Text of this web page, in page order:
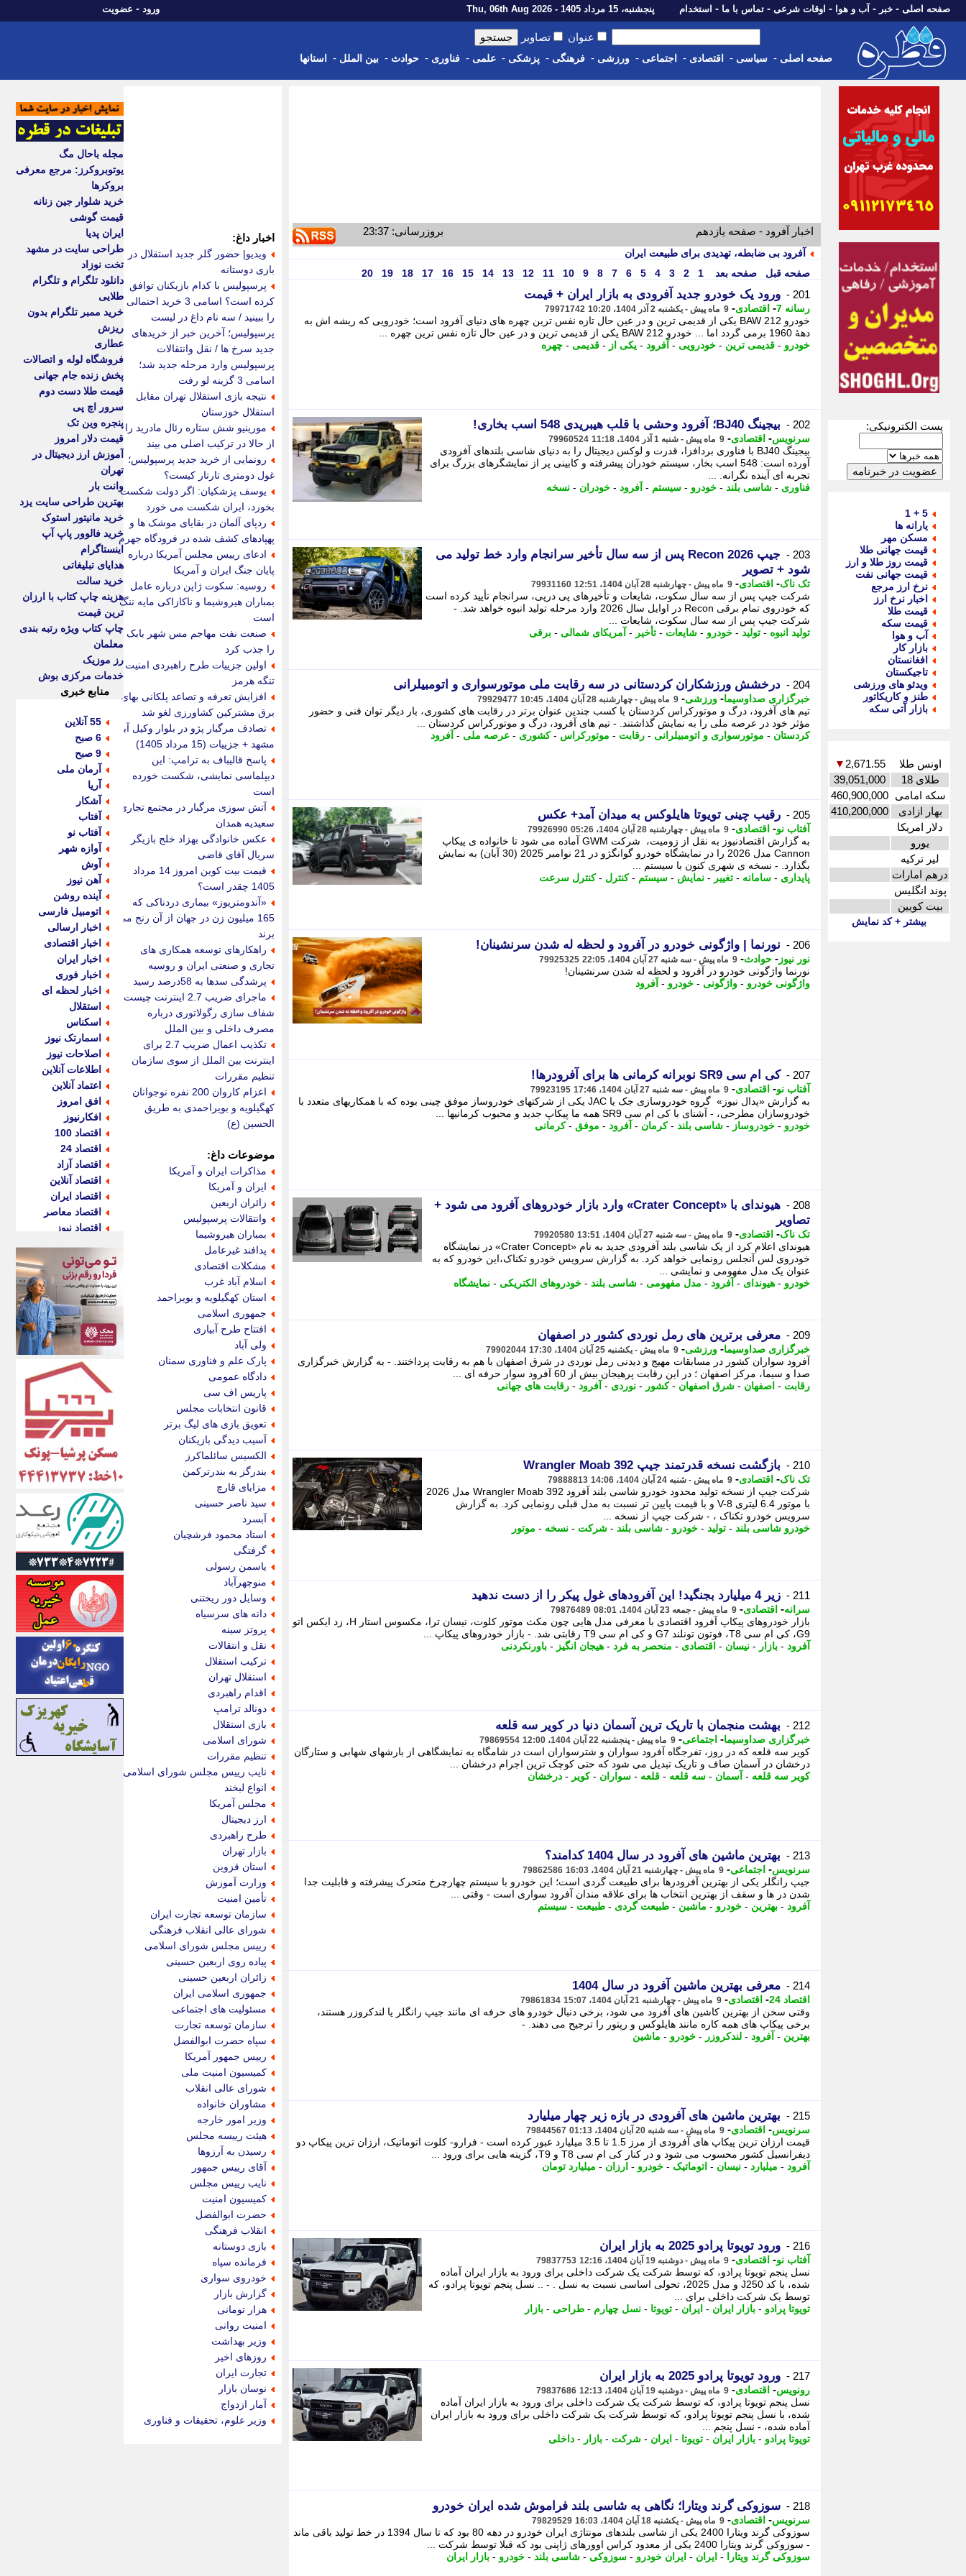
صفحه اصلی - خبر - آب و هوا - اوقات شرعی - تماس با ما - استخدام پنجشنبه، 15 مرداد 1405 - Thu, 06th Aug 2026 ورود - عضویت
عنوان تصاویر
صفحه اصلی - سیاسی - اقتصادی - اجتماعی - ورزشی - فرهنگی - پزشکی - علمی - فناوری - حوادث - بین الملل - استانها
پست الکترونیکی:
5 + 1
یارانه ها
مسکن مهر
قیمت جهانی طلا
قیمت روز طلا و ارز
قیمت جهانی نفت
نرخ ارز مرجع
اخبار نرخ ارز
قیمت طلا
قیمت سکه
آب و هوا
بازار کار
افغانستان
تاجیکستان
ویدئو های ورزشی
طنز و کاریکاتور
بازار آتی سکه
اونس طلا 2,671.55
▼
طلای 18
39,051,000
سکه امامی 460,900,000
بهار ازادی
410,200,000
دلار امریکا
یورو
لیر ترکیه
درهم امارات
پوند انگلیس
بیت کویین
بیشتر + کد نمایش
اخبار آفرود - صفحه یازدهم بروزرسانی: 23:37
آفرود بی ضابطه، تهدیدی برای طبیعت ایران
صفحه قبل
صفحه بعد 1
2
3
4
5
6
7
8
9
10
11
12
13
14
15
16
17
18
19
20
201 - ورود یک خودرو جدید آفرودی به بازار ایران + قیمت
رسانه 7 - اقتصادی- 9 ماه پیش - یکشنبه 2 آذر 1404، 10:20 79971742
خودرو BAW 212 یکی از قدیمی ترین و در عین حال تازه نفس ترین چهره های دنیای آفرود است؛ خودرویی که ریشه اش به
دههٔ 1960 برمی گردد اما ... خودرو BAW 212 یکی از قدیمی ترین و در عین حال تازه نفس ترین چهره ...
خودرو - قدیمی ترین - خودرویی - آفرود - یکی از - قدیمی - چهره
202 - بیجینگ BJ40؛ آفرود وحشی با قلب هیبریدی 548 اسب بخاری!
سرنویس- اقتصادی- 9 ماه پیش - شنبه 1 آذر 1404، 11:18 79960524
بیجینگ BJ40 با فناوری بردافزا، قدرت و لوکس دیجیتال را به دنیای شاسی بلندهای آفرودی
آورده است: 548 اسب بخار، سیستم خودران پیشرفته و کابینی پر از نمایشگرهای بزرگ برای
تجربه ای آینده نگرانه. ...
فناوری - شاسی بلند - خودرو - سیستم - آفرود - خودران - نسخه
203 -
جیپ Recon 2026 پس از سه سال تأخیر سرانجام وارد خط تولید می
شود + تصویر
تک ناک- اقتصادی- 9 ماه پیش - چهارشنبه 28 آبان 1404، 12:51 79931160
شرکت جیپ پس از سه سال سکوت، شایعات و تأخیرهای پی درپی، سرانجام تأیید کرده است
که خودروی تمام برقی Recon در اوایل سال 2026 وارد مرحله تولید انبوه خواهد شد. -
شرکت جیپ پس از سه سال سکوت، شایعات ...
تولید انبوه - تولید - خودرو - شایعات - تأخیر - آمریکای شمالی - برقی
204 - درخشش ورزشکاران کردستانی در سه رقابت ملی موتورسواری و اتومبیلرانی
خبرگزاری صداوسیما- ورزشی- 9 ماه پیش - چهارشنبه 28 آبان 1404، 10:45 79929477
تیم های آفرود، درگ و موتورکراس کردستان با کسب چندین عنوان برتر در رقابت های کشوری، بار دیگر توان فنی و حضور
مؤثر خود در عرصه ملی را به نمایش گذاشتند. - تیم های آفرود، درگ و موتورکراس کردستان ...
کردستان - موتورسواری و اتومبیلرانی - رقابت - موتورکراس -کشوری - عرصه ملی - آفرود
205 - رقیب چینی تویوتا هایلوکس به میدان آمد+ عکس
آفتاب نو- اقتصادی- 9 ماه پیش - چهارشنبه 28 آبان 1404، 05:26 79926990
به گزارش اقتصادنیوز به نقل از زومیت، شرکت GWM آماده می شود تا خانواده ی پیکاپ
Cannon مدل 2026 را در نمایشگاه خودرو گوانگژو در 21 نوامبر 2025 (30 آبان) به نمایش
بگذارد. - نسخه ی شهری کنون با سیستم ...
پایداری - سامانه - تغییر - نمایش - سیستم -کنترل -کنترل سرعت
206 - نورنما | واژگونی خودرو در آفرود و لحظه له شدن سرنشینان!
نور نیوز - حوادث- 9 ماه پیش - سه شنبه 27 آبان 1404، 22:05 79925325
نورنما واژگونی خودرو در آفرود و لحظه له شدن سرنشینان!
واژگونی خودرو - واژگونی - خودرو - آفرود
207 - کی ام سی SR9 نوبرانه کرمانی ها برای آفرودرها!
آفتاب نو- اقتصادی- 9 ماه پیش - سه شنبه 27 آبان 1404، 17:46 79923195
به گزارش «پدال نیوز» گروه خودروسازی جک یا JAC یکی از شرکت‎های خودروساز موفق چینی بوده که با همکاری‎های متعدد با
خودروسازان مطرحی، - آشنای با کی ام سی SR9 همه ما پیکاپ جدید و محبوب کرمانی‎ها ...
خودرو - خودروساز - شاسی بلند -کرمان - آفرود - موفق -کرمانی
208 -
هیوندای با «Crater Concept» وارد بازار خودروهای آفرود می ‎شود +
تصاویر
تک ناک- اقتصادی- 9 ماه پیش - سه شنبه 27 آبان 1404، 13:51 79920580
هیوندای اعلام کرد از یک شاسی بلند آفرودی جدید به نام «Crater Concept» در نمایشگاه
خودروی لس آنجلس رونمایی خواهد کرد. به گزارش سرویس خودرو تکناک،این خودرو که به
عنوان یک مدل مفهومی و نمایشی ...
خودرو - هیوندای - آفرود - مدل مفهومی - شاسی بلند - خودروهای الکتریکی - نمایشگاه
209 - معرفی برترین های رمل نوردی کشور در اصفهان
خبرگزاری صداوسیما- ورزشی- 9 ماه پیش - یکشنبه 25 آبان 1404، 17:30 79902044
آفرود سواران کشور در مسابقات مهیج و دیدنی رمل نوردی در شرق اصفهان با هم به رقابت پرداختند. - به گزارش خبرگزاری
صدا و سیما، مرکز اصفهان ؛ در این رقابت پرهیجان بیش از 60 آفرود سوار حرفه ای ...
رقابت - اصفهان - شرق اصفهان -کشور - نوردی - آفرود - رقابت های جهانی
210 - بازگشت نسخه قدرتمند جیپ Wrangler Moab 392
تک ناک- اقتصادی- 9 ماه پیش - شنبه 24 آبان 1404، 14:06 79888813
شرکت جیپ از نسخه تولید محدود خودرو شاسی بلند آفرود Wrangler Moab 392 مدل 2026
با موتور 6.4 لیتری V-8 و با قیمت پایین تر نسبت به مدل قبلی رونمایی کرد. به گزارش
سرویس خودرو تکناک ، - شرکت جیپ از نسخه ...
خودرو شاسی بلند - تولید - خودرو - شاسی بلند - شرکت - نسخه - موتور
211 - زیر 4 میلیارد بجنگید! این آفرودهای غول پیکر را از دست ندهید
سرانه- اقتصادی- 9 ماه پیش - جمعه 23 آبان 1404، 08:01 79876489
بازار خودروهای پیکاپ آفرود اقتصادی با معرفی مدل هایی چون مکث موتور کلوت، نیسان ترا، مکسوس استار H، زد ایکس اتو
G9، کی ام سی T8، فوتون تونلند G7 و کی ام سی T9 رقابتی شد. - بازار خودروهای پیکاپ ...
آفرود - بازار - نیسان - اقتصادی - منحصر به فرد - هیجان انگیز - باورنکردنی
212 - بهشت منجمان با تاریک ترین آسمان دنیا در کویر سه قلعه
خبرگزاری صداوسیما- اجتماعی- 9 ماه پیش - پنجشنبه 22 آبان 1404، 12:00 79869554
کویر سه قلعه که در روز، تفرجگاه آفرود سواران و شترسواران است در شامگاه به نمایشگاهی از بارشهای شهابی و ستارگان
درخشان در آسمان صاف و تاریک تبدیل می شود که حتی کوچک ترین اجرام درخشان ...
کویر سه قلعه - آسمان - سه قلعه - قلعه - سواران -کویر - درخشان
213 - بهترین ماشین های آفرود در سال 1404 کدامند؟
سرنویس- اجتماعی- 9 ماه پیش - چهارشنبه 21 آبان 1404، 16:03 79862586
جیپ رانگلر یکی از بهترین آفرودرها برای طبیعت گردی است؛ این خودرو با سیستم چهارچرخ متحرک پیشرفته و قابلیت جدا
شدن در ها و سقف از بهترین انتخاب ها برای علاقه مندان آفرود سواری است - وقتی ...
آفرود - بهترین - خودرو - ماشین - طبیعت گردی - طبیعت - سیستم
214 - معرفی بهترین ماشین آفرود در سال 1404
اقتصاد 24 - اقتصادی- 9 ماه پیش - چهارشنبه 21 آبان 1404، 15:07 79861834
وقتی سخن از بهترین کاشین های آفرود می شود، برخی دنبال خودرو های حرفه ای مانند جیپ رانگلر یا لندکروزر هستند،
برخی پیکاپ های همه کاره مانند هایلوکس و رپتور را ترجیح می دهند. -
بهترین - آفرود - لندکروزر - خودرو - ماشین
215 - بهترین ماشین های آفرودی در بازه زیر چهار میلیارد
سرنویس- اقتصادی- 9 ماه پیش - سه شنبه 20 آبان 1404، 01:13 79844567
قیمت ارزان ترین پیکاپ های آفرودی از مرز 1.5 تا 3.5 میلیارد عبور کرده است - فرارو- کلوت اتوماتیک، ارزان ترین پیکاپ دو
دیفرانسیل کشور محسوب می شود و در کنار کی ام سی T8 و T9، گزینه هایی برای ورود ...
آفرود - میلیارد - نیسان - اتوماتیک - خودرو - ارزان - میلیارد تومان
216 - ورود تویوتا پرادو 2025 به بازار ایران
آفتاب نو- اقتصادی- 9 ماه پیش - دوشنبه 19 آبان 1404، 12:16 79837753
نسل پنجم تویوتا پرادو، که توسط شرکت یک شرکت داخلی برای ورود به بازار ایران آماده
شده، با کد J250 و مدل 2025، تحولی اساسی نسبت به نسل . - .. نسل پنجم تویوتا پرادو، که
توسط یک شرکت داخلی برای ...
تویوتا پرادو - بازار ایران - ایران - تویوتا - نسل چهارم - طراحی - بازار
217 - ورود تویوتا پرادو 2025 به بازار ایران
رونویس- اقتصادی- 9 ماه پیش - دوشنبه 19 آبان 1404، 12:13 79837686
نسل پنجم تویوتا پرادو، که توسط شرکت یک شرکت داخلی برای ورود به بازار ایران آماده
شده، با نسل پنجم تویوتا پرادو، که توسط شرکت یک شرکت داخلی برای ورود به بازار ایران
آماده شده، - نسل پنجم ...
تویوتا پرادو - بازار ایران - تویوتا - ایران - شرکت - بازار - داخلی
218 - سوزوکی گرند ویتارا؛ نگاهی به شاسی بلند فراموش شده ایران خودرو
سرنویس- اقتصادی- 9 ماه پیش - یکشنبه 18 آبان 1404، 16:03 79829529
سوزوکی گرند ویتارا 2400 یکی از شاسی بلندهای مونتاژی ایران خودرو در دهه 80 بود که تا سال 1394 در خط تولید باقی ماند
- سوزوکی گرند ویتارا 2400 یکی از معدود کراس اوورهای ژاپنی بود که قبلا توسط شرکت ...
سوزوکی گرند ویتارا
- ایران - ایران خودرو - سوزوکی - شاسی بلند - خودرو - بازار ایران
اخبار داغ:
ویدیو| حضور گلر جدید استقلال در
بازی دوستانه
پرسپولیس با کدام بازیکنان توافق
کرده است؟ اسامی 3 خرید احتمالی
را ببینید / سه نام داغ در لیست
پرسپولیس؛ آخرین خبر از خریدهای
جدید سرخ ها / نقل وانتقالات
پرسپولیس وارد مرحله جدید شد؛
اسامی 3 گزینه لو رفت
نتیجه بازی استقلال تهران مقابل
استقلال خوزستان
مورینیو شش ستاره رئال مادرید را
از حالا در ترکیب اصلی می بیند
رونمایی از خرید جدید پرسپولیس؛
غول دومتری تارتار کیست؟
یوسف پزشکیان: اگر دولت شکست
بخورد، ایران شکست می خورد
ردپای آلمان در بقایای موشک ها و
پهپادهای کشف شده در فرودگاه جهرم
ادعای رییس مجلس آمریکا درباره
پایان جنگ ایران و آمریکا
روسیه: سکوت ژاپن درباره عامل
بمباران هیروشیما و ناکازاکی مایه ننگ
است
صنعت نفت مهاجم مس شهر بابک
را جذب کرد
اولین جزییات طرح راهبردی امنیت
تنگه هرمز
افزایش تعرفه و تصاعد پلکانی بهای
برق مشترکین کشاورزی لغو شد
تصادف مرگبار پژو در بلوار وکیل آباد
مشهد + جزییات (15 مرداد 1405)
پاسخ قالیباف به ترامپ: این
دیپلماسی نمایشی، شکست خورده
است
آتش سوزی مرگبار در مجتمع تجاری
سعیدیه همدان
عکس خانوادگی بهزاد خلج بازیگر
سریال آقای قاضی
قیمت بیت کوین امروز 14 مرداد
1405 چقدر است؟
«آندومتریوز» بیماری دردناکی که
165 میلیون زن در جهان از آن رنج می
برند
راهکارهای توسعه همکاری های
تجاری و صنعتی ایران و روسیه
پرشدگی سدها به 58درصد رسید
ماجرای ضریب 2.7 اینترنت چیست؟
شفاف سازی رگولاتوری درباره
مصرف داخلی و بین الملل
تکذیب اعمال ضریب 2.7 برای
اینترنت بین الملل از سوی سازمان
تنظیم مقررات
اعزام کاروان 200 نفره نوجوانان
کهگیلویه و بویراحمدی به طریق
الحسین (ع)
موضوعات داغ:
مذاکرات ایران و آمریکا
ایران و آمریکا
زائران اربعین
وانتقالات پرسپولیس
بمباران هیروشیما
پدافند غیرعامل
مشکلات اقتصادی
اسلام آباد غرب
استان کهگیلویه و بویراحمد
جمهوری اسلامی
افتتاح طرح آبیاری
ولی آباد
پارک علم و فناوری سمنان
دادگاه عمومی
پاریس اف سی
قانون انتخابات مجلس
تعویق بازی های لیگ برتر
آسیب دیدگی بازیکنان
الکسیس سائلماکرز
بندرگز به بندرترکمن
مزایای قارچ
سید ناصر حسینی
آبسرد
استاد محمود فرشچیان
گرفتگی
یاسمن رسولی
منوچهرآباد
وسایل دور ریختنی
دانه های سرسیاه
پروتز سینه
نقل و انتقالات
ترکیب استقلال
استقلال تهران
اقدام راهبردی
دونالد ترامپ
بازی استقلال
شورای اسلامی
تنظیم مقررات
نایب رییس مجلس شورای اسلامی
انواع لبخند
مجلس آمریکا
ارز دیجیتال
طرح راهبردی
بازار تهران
استان قزوین
وزارت آموزش
تأمین امنیت
سازمان توسعه تجارت ایران
شورای عالی انقلاب فرهنگی
رییس مجلس شورای اسلامی
پیاده روی اربعین حسینی
زائران اربعین حسینی
جمهوری اسلامی ایران
مسئولیت های اجتماعی
سازمان توسعه تجارت
سپاه حضرت ابوالفضل
رییس جمهور آمریکا
کمیسیون امنیت ملی
شورای عالی انقلاب
مشاوران خانواده
وزیر امور خارجه
هیئت رییسه مجلس
رسیدن به آرزوها
آقای رییس جمهور
نایب رییس مجلس
کمیسیون امنیت
حضرت ابوالفضل
انقلاب فرهنگی
بازی دوستانه
فرمانده سپاه
خودروی سواری
گزارش بازار
هزار تومانی
امنیت روانی
وزیر بهداشت
روزهای اخیر
تجارت ایران
نوسان بازار
آمار ازدواج
وزیر علوم، تحقیقات و فناوری
مجله باحال مگ
یوتوبروکرز: مرجع معرفی
بروکرها
خرید شلوار جین زنانه
قیمت گوشی
ایران پدیا
طراحی سایت در مشهد
تخت نوزاد
دانلود تلگرام و تلگرام
طلایی
خرید ممبر تلگرام بدون
ریزش
عطاری
فروشگاه لوله و اتصالات
پخش زنده جام جهانی
قیمت طلا دست دوم
سرور اچ پی
پنجره وین تک
قیمت دلار امروز
آموزش ارز دیجیتال در
تهران
وانت بار
بهترین طراحی سایت یزد
خرید مانیتور استوک
خرید فالوور پاپ آپ
اینستاگرام
هدایای تبلیغاتی
خرید سالت
هزینه چاپ کتاب با ارزان
ترین قیمت
چاپ کتاب ویژه رتبه بندی
معلمان
رز موزیک
خدمات مرکزی بوش
منابع خبری
55 آنلاین
6 صبح
9 صبح
آرمان ملی
آریا
آشکار
آفتاب
آفتاب نو
آوازه شهر
آوش
آهن نیوز
آینده روشن
اتومبیل فارسی
اخبار ارسالی
اخبار اقتصادی
اخبار ایران
اخبار فوری
اخبار لحظه ای
استقلال
اسکناس
اسمارتک نیوز
اصلاحات نیوز
اطلاعات آنلاین
اعتماد آنلاین
افق امروز
افکارنیوز
اقتصاد 100
اقتصاد 24
اقتصاد آزاد
اقتصاد آنلاین
اقتصاد ایران
اقتصاد معاصر
اقتصاد نیوز
اکوفارس
اکونگار
اکونیوز
الف
انتشار آنلاین
اندیشه قرن
اندیشه معاصر
اندیشه ها
انرژی پرس
ای استخدام
ایتنا
ایراف
ایران آرت
ایران آنلاین
ایران زندگی
ایران فوری
ایرانی روز
ایرانیتال
ایرنا
ایسکانیوز
ایسنا
ایکنا
ایلنا
اینتیتر
ایونا نیوز
بازتاب آنلاین
باشگاه خبرنگاران
باغستان نیوز
بامبوک
ببین و بخون
بدینسان
بنکر